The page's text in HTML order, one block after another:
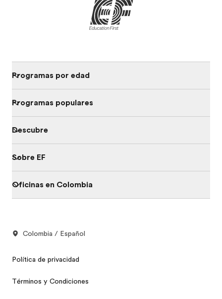
Programas por edad
Programas populares
Descubre
Sobre EF
Oficinas en Colombia
Colombia / Español
Política de privacidad
Términos y Condiciones